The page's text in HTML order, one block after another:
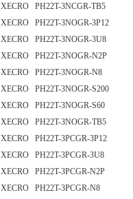
XECRO PH22T-3NCGR-TB5
XECRO PH22T-3NOGR-3P12
XECRO PH22T-3NOGR-3U8
XECRO PH22T-3NOGR-N2P
XECRO PH22T-3NOGR-N8
XECRO PH22T-3NOGR-S200
XECRO PH22T-3NOGR-S60
XECRO PH22T-3NOGR-TB5
XECRO PH22T-3PCGR-3P12
XECRO PH22T-3PCGR-3U8
XECRO PH22T-3PCGR-N2P
XECRO PH22T-3PCGR-N8